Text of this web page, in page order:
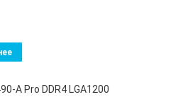
A Pro DDR4 LGA1200